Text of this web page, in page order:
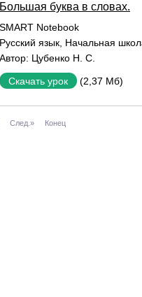
Большая буква в словах.
SMART Notebook
Русский язык Начальная
Автор: Цубенко Н. С.
Скачать урок (2,37 Мб)
След.» Конец